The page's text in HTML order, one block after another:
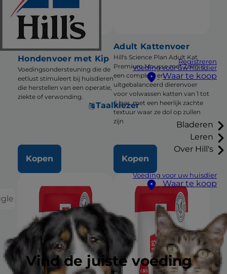
Registreren
Voeding voor uw huisdier
Waar te koop
Taalkiezer
Bladeren
Leren
Over Hill's
Voeding voor uw huisdier
Waar te koop
Vind de juiste voeding
a/d Urgent Care
Hondenvoer met Kip
Voedingsondersteuning die de
eetlust stimuleert bij huisdieren
die herstellen van een operatie,
ziekte of verwonding.
Kopen
Adult Kattenvoer
Hill's Science Plan Adult Kat
Premium Mousse met Zalm is
een compleet en
uitgebalanceerd dierenvoer
voor volwassen katten van 1 tot
6 jaar, met een heerlijk zachte
textuur waar ze dol op zullen
zijn
Kopen